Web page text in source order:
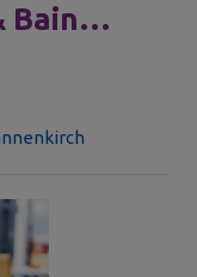
Bain